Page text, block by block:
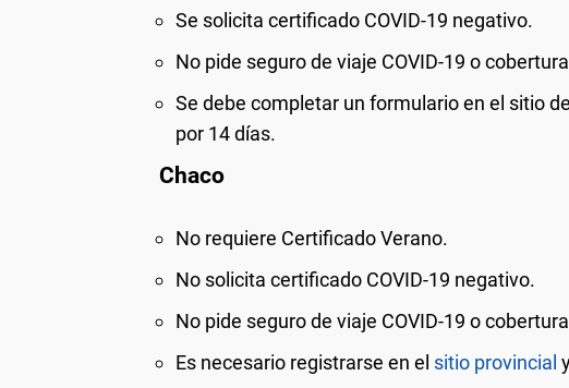
Se solicita certificado COVID-19 negativo.
No pide seguro de viaje COVID-19 o
Se debe completar un formulario en el sitio
por 14 días.
Chaco
No requiere Certificado Verano.
No solicita certificado COVID-19 negativo.
No pide seguro de viaje COVID-19 o
Es necesario registrarse en el sitio provincial